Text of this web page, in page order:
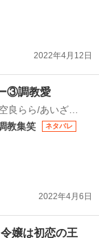
2022年4月12日
③調教愛
仁賀奈/御堂志生/伽月るーこ/ナツ/空良らら/あいざわ結宇/坂本あきら/周防佑未/アオイ冬子/南国ばなな/あやみね稜緒/ティー
教集笑
ネタバレ
2022年4月6日
嬢は初恋の王